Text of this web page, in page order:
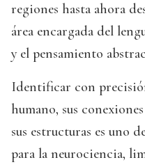
regiones hasta ahora
área encargada del
y el pensamiento
Identificar con
humano, sus
sus estructuras es uno
para la neurociencia,